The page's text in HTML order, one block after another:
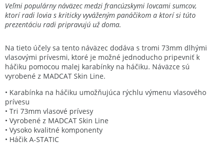
Veľmi populárny náväzec medzi francúzskymi lovcami sumcov,
ktorí radi lovia s kriticky vyváženým panáčikom a ktorí si túto
prezentáciu radi pripravujú už doma.
Na tieto účely sa tento náväzec dodáva s tromi 73mm dlhými
vlasovými prívesmi, ktoré je možné jednoducho pripevniť k
háčiku pomocou malej karabínky na háčiku. Náväzce sú
vyrobené z MADCAT Skin Line.
• Karabínka na háčiku umožňujúca rýchlu výmenu vlasového
prívesu
• Tri 73mm vlasové prívesy
• Vyrobené z MADCAT Skin Line
• Vysoko kvalitné komponenty
• Háčik A-STATIC